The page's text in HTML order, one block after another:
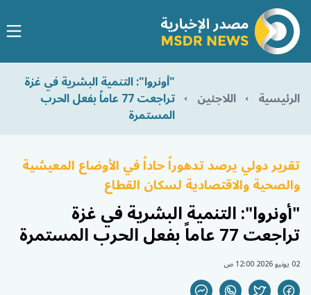
الرئيسية اللاجئين
"أونروا": التنمية البشرية في غزة
تراجعت 77 عاماً بفعل الحرب
المستمرة
تقرير دولي يرصد تدهوراً حاداً في الأوضاع المعيشية
والصحية والاقتصادية لسكان القطاع
"أونروا": التنمية البشرية في غزة
تراجعت 77 عاماً بفعل الحرب المستمرة
02 يونيو 2026 12:00 ص